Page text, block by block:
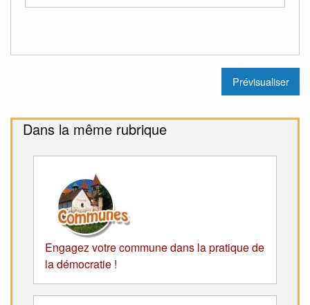
Dans la même rubrique
Engagez votre commune dans la pratique de
la démocratie !